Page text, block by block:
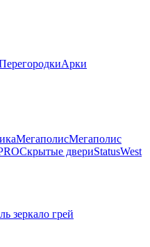
Арки
МегаполисМегаполис
Скрытые двериStatusWest